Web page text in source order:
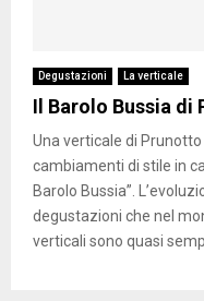
Degustazioni La verticale
Il Barolo Bussia di
Una verticale di
cambiamenti di stile in
Barolo Bussia”.
degustazioni che nel
verticali sono quasi